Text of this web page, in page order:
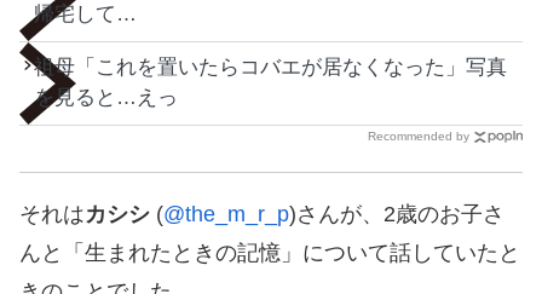
帰宅して…
祖母「これを置いたらコバエが居なくなった」写真
を見ると…えっ
Recommended by
それはカシシ (@the_m_r_p)さんが、2歳のお子さ
んと「生まれたときの記憶」について話していたと